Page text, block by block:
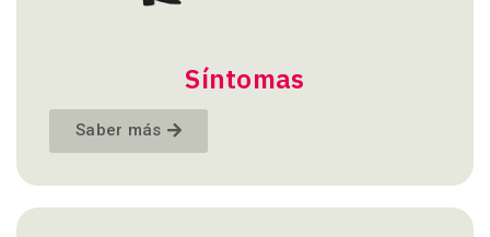
Síntomas
Saber más